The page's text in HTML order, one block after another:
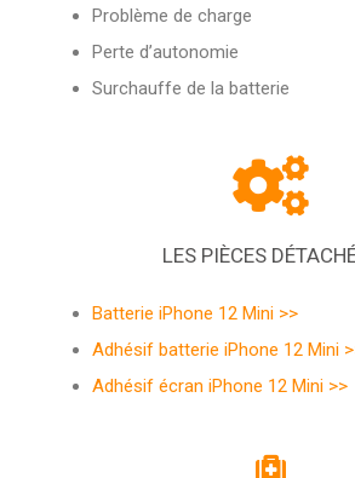
Problème de charge
Perte d’autonomie
Surchauffe de la batterie
LES PIÈCES
Batterie iPhone 12 Mini >>
Adhésif batterie iPhone 12 Mini
Adhésif écran iPhone 12 Mini >>